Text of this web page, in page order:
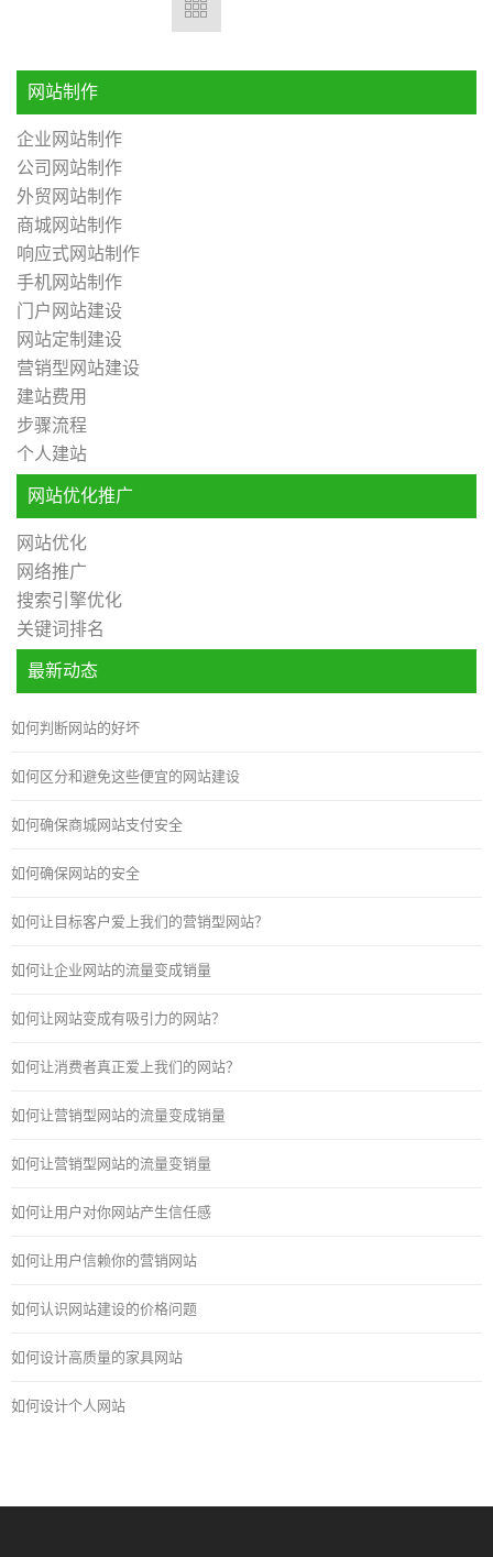
网站制作
企业网站制作
公司网站制作
外贸网站制作
商城网站制作
响应式网站制作
手机网站制作
门户网站建设
网站定制建设
营销型网站建设
建站费用
步骤流程
个人建站
网站优化推广
网站优化
网络推广
搜索引擎优化
关键词排名
最新动态
如何判断网站的好坏
如何区分和避免这些便宜的网站建设
如何确保商城网站支付安全
如何确保网站的安全
如何让目标客户爱上我们的营销型网站？
如何让企业网站的流量变成销量
如何让网站变成有吸引力的网站？
如何让消费者真正爱上我们的网站？
如何让营销型网站的流量变成销量
如何让营销型网站的流量变销量
如何让用户对你网站产生信任感
如何让用户信赖你的营销网站
如何认识网站建设的价格问题
如何设计高质量的家具网站
如何设计个人网站